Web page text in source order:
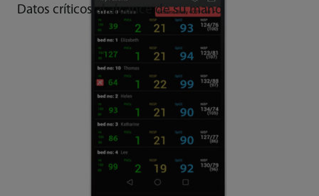
Datos críticos al alcance de su mano